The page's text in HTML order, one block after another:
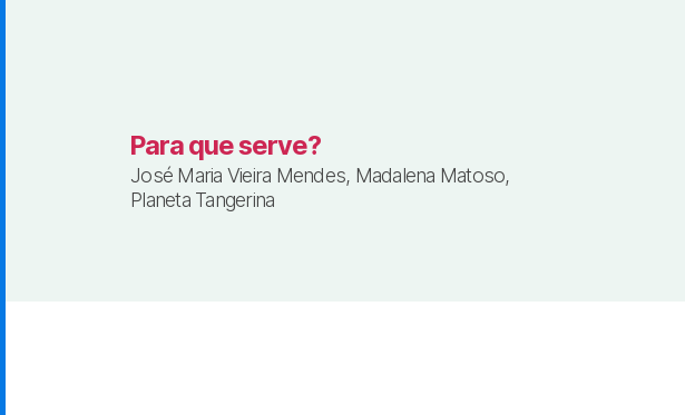
Para que serve?
José Maria Vieira Mendes, Madalena Matoso,
Planeta Tangerina